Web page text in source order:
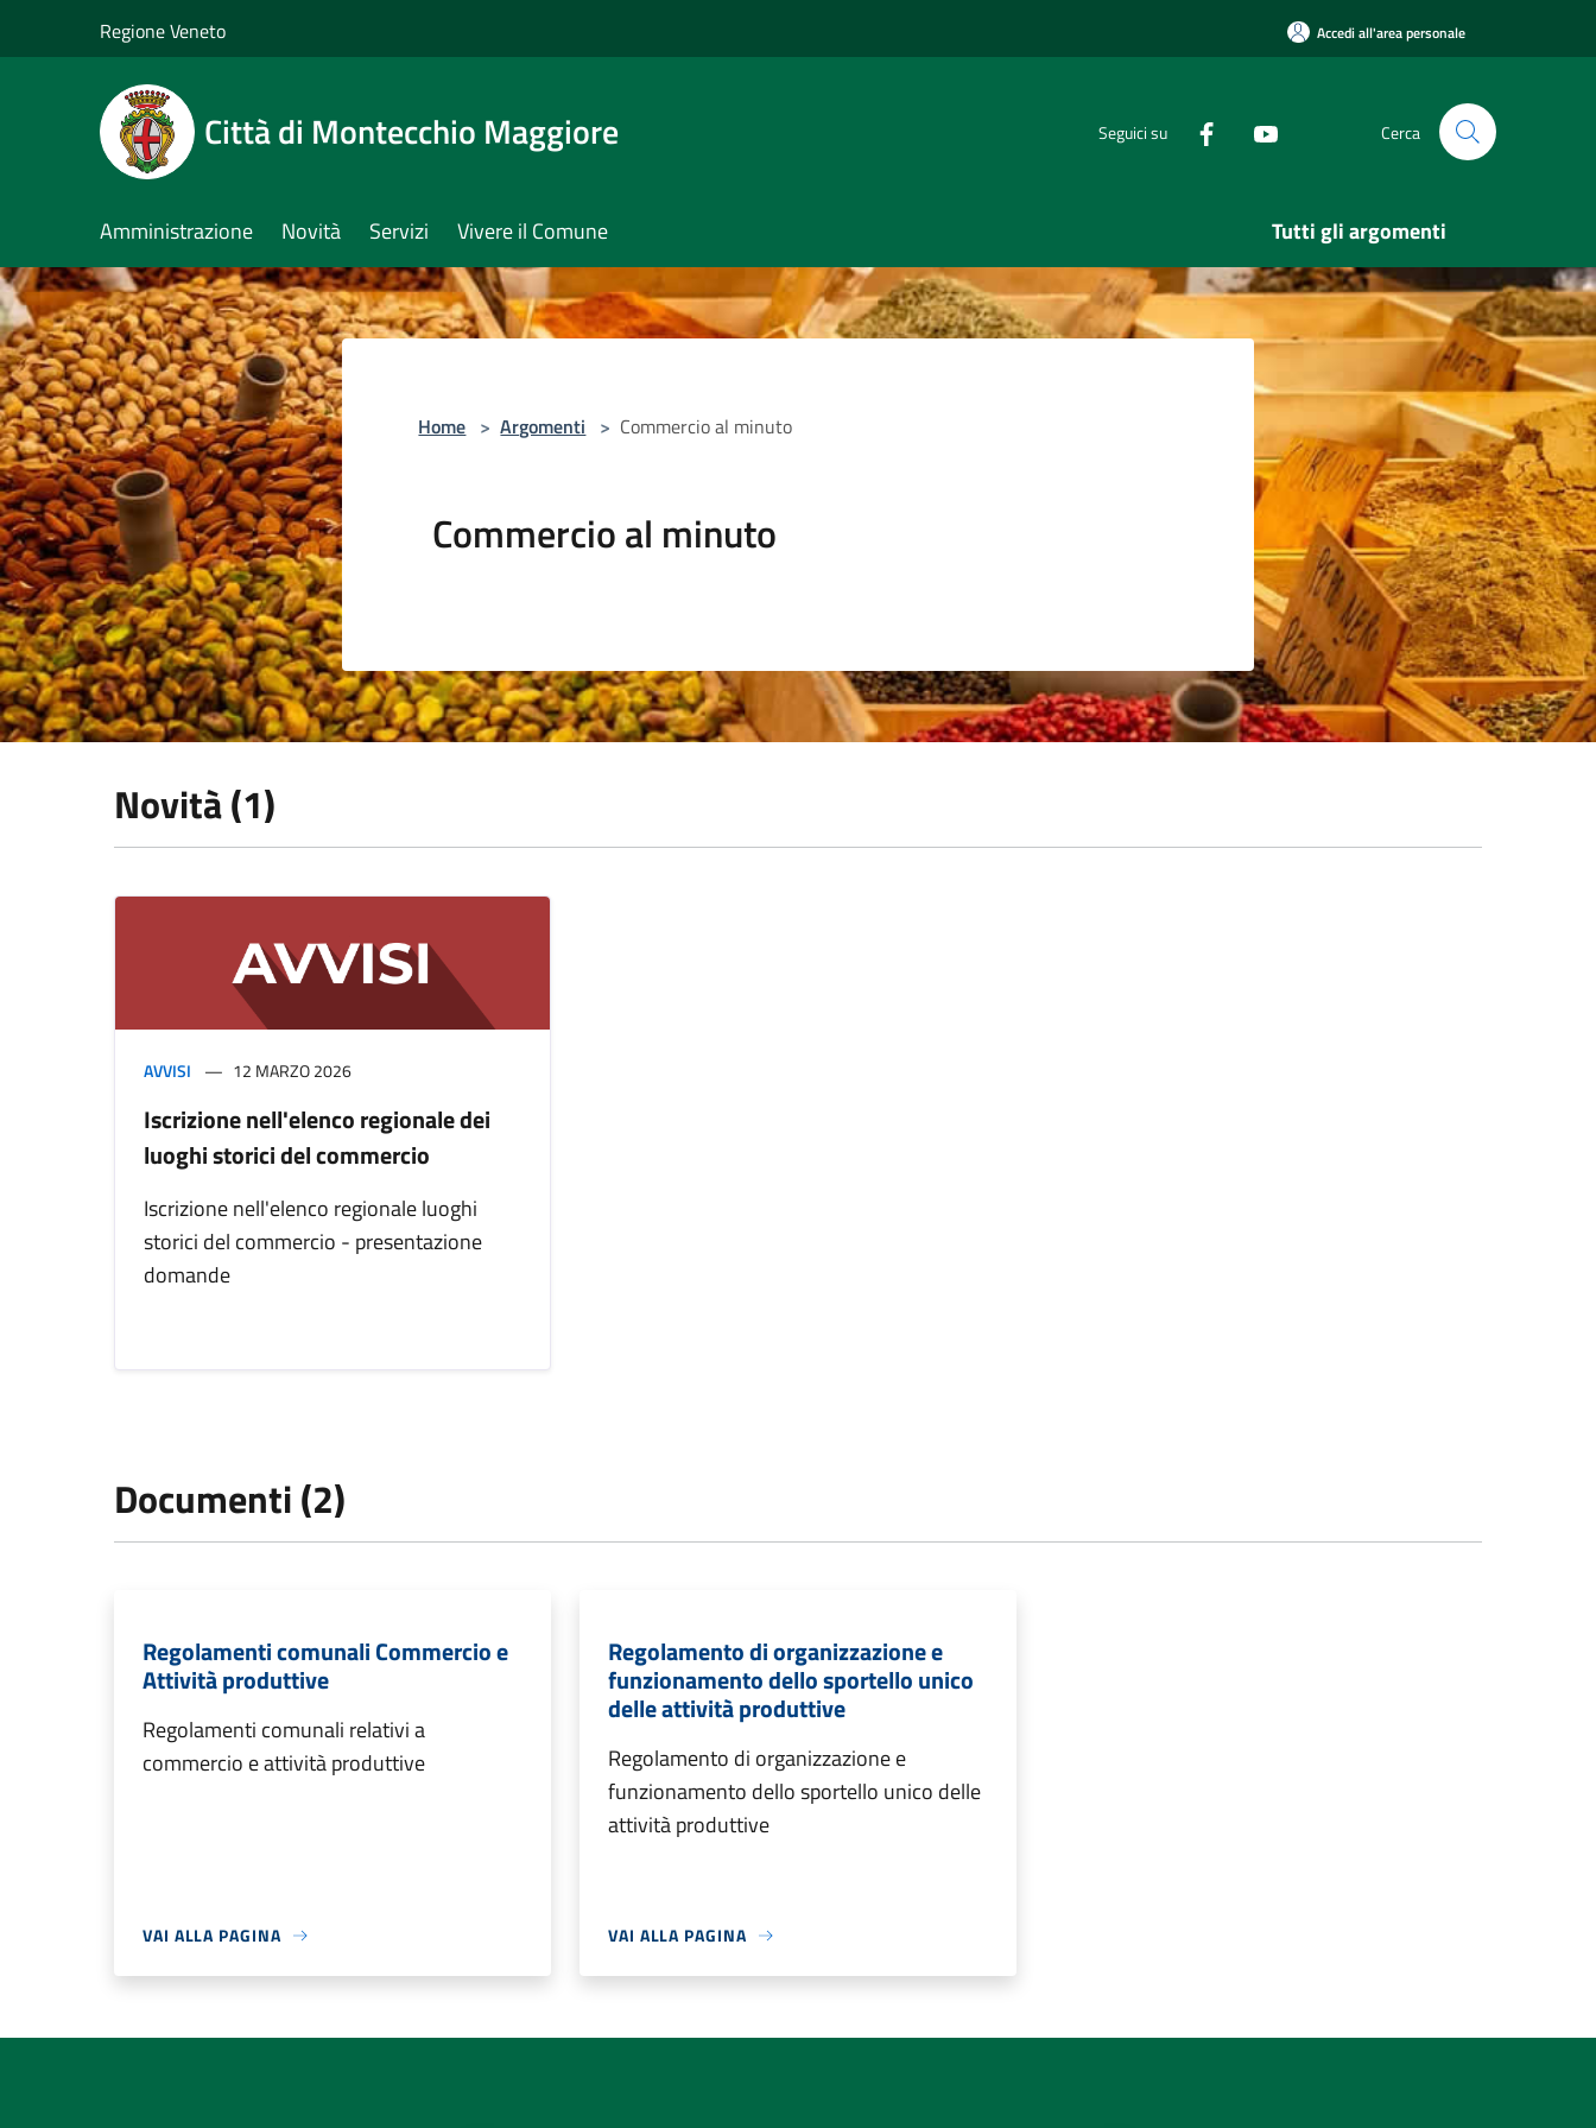
Regione Veneto Accedi all'area personale
Città di Montecchio Maggiore Seguici su Cerca
Amministrazione Novità Servizi Vivere il Comune Tutti gli argomenti
Home > Argomenti > Commercio al minuto
Commercio al minuto
Novità (1)
AVVISI 12 MARZO 2026
Iscrizione nell'elenco regionale dei
luoghi storici del commercio
Iscrizione nell'elenco regionale luoghi
storici del commercio - presentazione
domande
Documenti (2)
Regolamenti comunali Commercio e
Attività produttive
Regolamenti comunali relativi a
commercio e attività produttive
VAI ALLA PAGINA
Regolamento di organizzazione e
funzionamento dello sportello unico
delle attività produttive
Regolamento di organizzazione e
funzionamento dello sportello unico delle
attività produttive
VAI ALLA PAGINA